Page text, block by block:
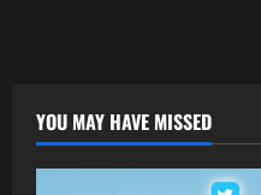
YOU MAY HAVE MISSED